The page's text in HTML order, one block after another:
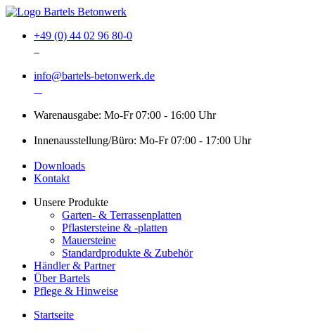
+49 (0) 44 02 96 80-0
info@bartels-betonwerk.de
Warenausgabe: Mo-Fr 07:00 - 16:00 Uhr
Innenausstellung/Büro: Mo-Fr 07:00 - 17:00 Uhr
Downloads
Kontakt
Unsere Produkte
Garten- & Terrassenplatten
Pflastersteine & -platten
Mauersteine
Standardprodukte & Zubehör
Händler & Partner
Über Bartels
Pflege & Hinweise
Startseite